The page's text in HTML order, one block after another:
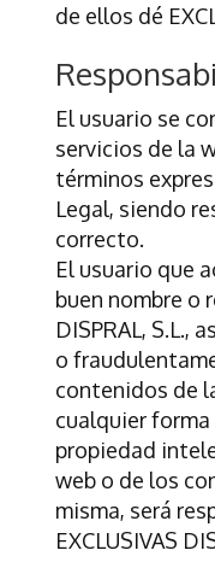
de ellos dé
El usuario se
servicios de la
términos
Legal, siendo
correcto.
El usuario que
buen nombre o
DISPRAL, S.L.,
o
contenidos de
cualquier
propiedad
web o de los
misma, será
EXCLUSIVAS